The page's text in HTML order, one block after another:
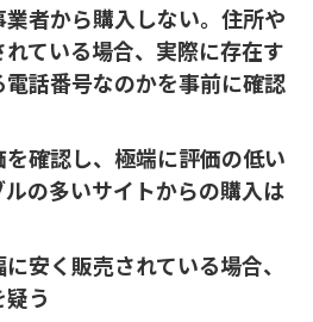
者から購入しない。住所や
ている場合、実際に存在す
話番号なのかを事前に確認
確認し、極端に評価の低い
の多いサイトからの購入は
安く販売されている場合、
う